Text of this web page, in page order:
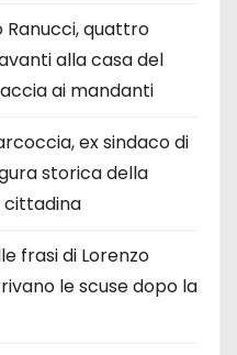
quattro
alla casa del
ai mandanti
ex sindaco di
storica della
cittadina
frasi di Lorenzo
le scuse dopo la